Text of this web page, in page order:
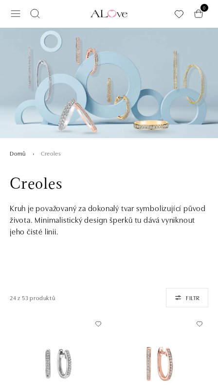
0
Domů Creoles
Creoles
Kruh je považovaný za dokonalý tvar symbolizující původ
života. Minimalistický design šperků tu dává vyniknout
jeho čisté linii.
24 z 53 produktů FILTR